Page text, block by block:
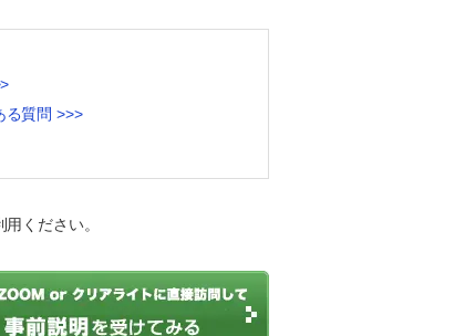
る質問 >>>
用ください。